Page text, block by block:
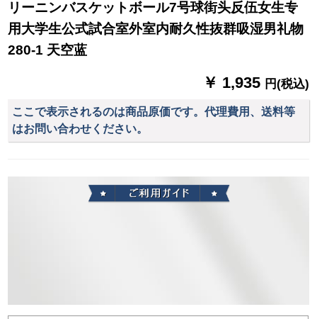
リーニンバスケットボール7号球街头反伍女生专
用大学生公式試合室外室内耐久性抜群吸湿男礼物
280-1 天空蓝
￥ 1,935 円(税込)
ここで表示されるのは商品原価です。代理費用、送料等
はお問い合わせください。